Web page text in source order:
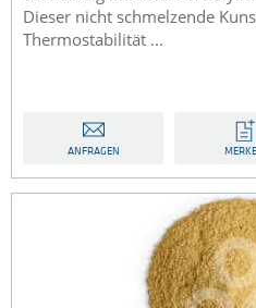
Dieser nicht schmelzende
Thermostabilität ...
ANFRAGEN